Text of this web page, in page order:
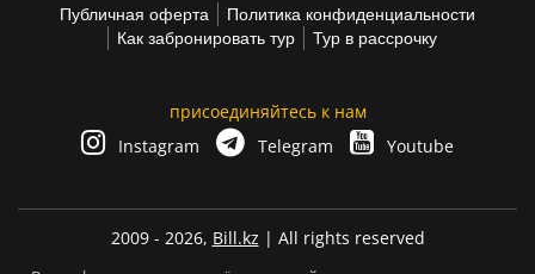
Публичная оферта
Политика конфиденциальности
Как забронировать тур
Тур в рассрочку
присоединяйтесь к нам
Instagram
Telegram Youtube
2009 - 2026, Bill.kz | All rights reserved